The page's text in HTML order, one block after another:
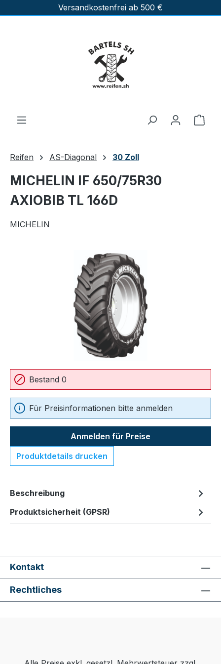
Zum Hauptinhalt springenVersandkostenfrei ab 500 €
Reifen AS-Diagonal 30 Zoll
MICHELIN IF 650/75R30
AXIOBIB TL 166D
MICHELIN
Bildergalerie überspringen
Bestand 0
Für Preisinformationen bitte anmelden
Anmelden für Preise
Produktdetails drucken
Beschreibung
Produktsicherheit (GPSR)
Kontakt
Rechtliches